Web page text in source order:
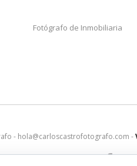
Fotógrafo de Inmobiliaria
- hola@carloscastrofotografo.com -